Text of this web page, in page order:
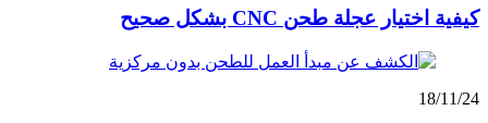
كيفية اختيار عجلة طحن CNC بشكل صحيح
18/11/24